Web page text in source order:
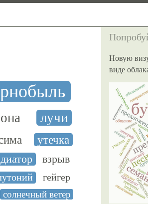
лучи
утечка
взрыв
гейгер
солнечный ветер
Новую
виде